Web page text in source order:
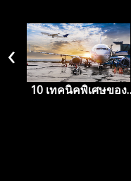
10 เทคนิคพิเศษของ
‹